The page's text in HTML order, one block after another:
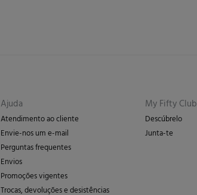
Ajuda
Atendimento ao cliente
Envie-nos um e-mail
Perguntas frequentes
Envios
Promoções vigentes
Trocas, devoluções e desistências
My Fifty Club
Descúbrelo
Junta-te